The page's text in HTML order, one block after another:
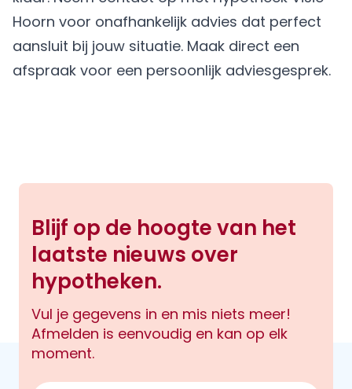
Hoorn voor onafhankelijk advies dat perfect
aansluit bij jouw situatie. Maak direct een
afspraak voor een persoonlijk adviesgesprek.
Blijf op de hoogte van het
laatste nieuws over
hypotheken.
Vul je gegevens in en mis niets meer!
Afmelden is eenvoudig en kan op elk
moment.